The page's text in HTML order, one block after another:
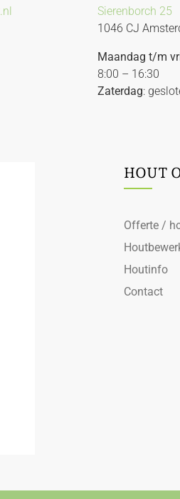
Sierenborch 25
1046 CJ
Maandag t/m
8:00 – 16:30
Zaterdag:
HOUT
Offerte /
Houtinfo
Contact